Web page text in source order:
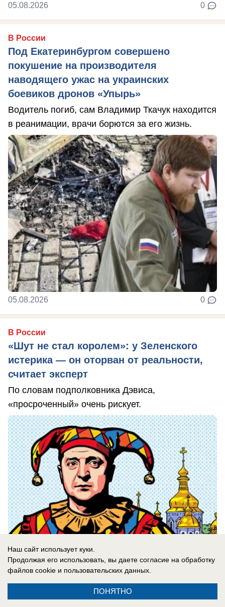
05.08.2026 0
В России
Под Екатеринбургом совершено
покушение на производителя
наводящего ужас на украинских
боевиков дронов «Упырь»
Водитель погиб, сам Владимир Ткачук находится
в реанимации, врачи борются за его жизнь.
05.08.2026 0
В России
«Шут не стал королем»: у Зеленского
истерика — он оторван от реальности,
считает эксперт
По словам подполковника Дэвиса,
«просроченный» очень рискует.
Наш сайт использует куки.
Продолжая его использовать, вы даете согласие на обработку
файлов cookie и пользовательских данных.
ПОНЯТНО